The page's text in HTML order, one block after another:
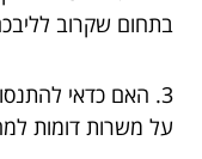
בתחום שקרוב
3. האם כדאי
על משרות דומות